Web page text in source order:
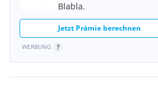
Blabla.
Jetzt Prämie berechnen
WERBUNG